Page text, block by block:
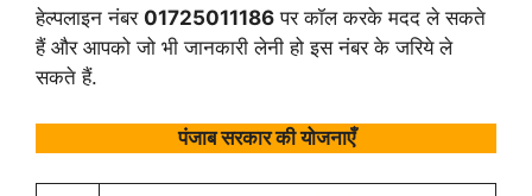
हेल्पलाइन नंबर 01725011186 पर कॉल करके मदद ले सकते
हैं और आपको जो भी जानकारी लेनी हो इस नंबर के जरिये ले
सकते हैं.
पंजाब सरकार की योजनाएँ